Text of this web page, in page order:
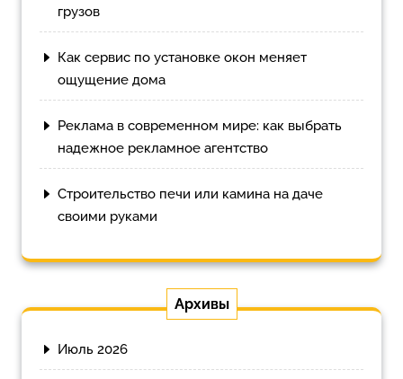
грузов
Как сервис по установке окон меняет
ощущение дома
Реклама в современном мире: как выбрать
надежное рекламное агентство
Строительство печи или камина на даче
своими руками
Архивы
Июль 2026